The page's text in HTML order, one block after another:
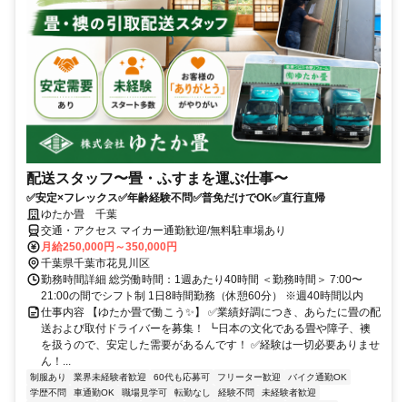
配送スタッフ〜畳・ふすまを運ぶ仕事〜
✅安定×フレックス✅年齢経験不問✅普免だけでOK✅直行直帰
ゆたか畳 千葉
交通・アクセス マイカー通勤歓迎/無料駐車場あり
月給250,000円～350,000円
千葉県千葉市花見川区
勤務時間詳細 総労働時間：1週あたり40時間 ＜勤務時間＞ 7:00〜
21:00の間でシフト制 1日8時間勤務（休憩60分） ※週40時間以内
仕事内容 【ゆたか畳で働こう✨】 ✅業績好調につき、あらたに畳の配
送および取付ドライバーを募集！ ┗日本の文化である畳や障子、襖
を扱うので、安定した需要があるんです！ ✅経験は一切必要ありませ
ん！...
制服あり 業界未経験者歓迎 60代も応募可 フリーター歓迎
バイク通勤OK
学歴不問
車通勤OK 職場見学可 転勤なし 経験不問
未経験者歓迎